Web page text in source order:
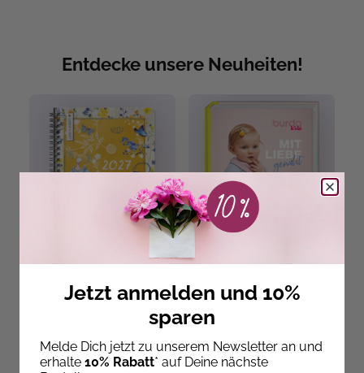
Entdecke unsere Neuheiten!
Daphne's Diary -
Ab dem 10.09.26
versandbereit
Burda Kids – Mit Liebe
Ab dem 10.09.26
versandbereit
Jetzt anmelden und 10%
sparen
Melde Dich jetzt zu unserem Newsletter an und
erhalte 10% Rabatt* auf Deine nächste